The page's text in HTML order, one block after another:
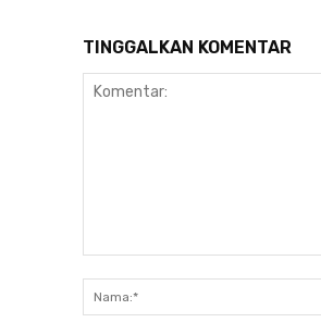
TINGGALKAN KOMENTAR